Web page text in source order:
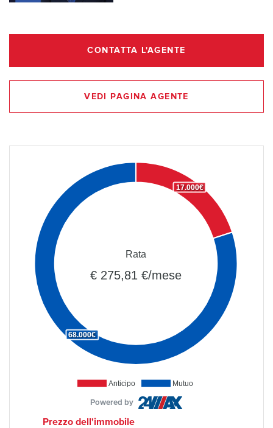
CONTATTA L'AGENTE
VEDI PAGINA AGENTE
Anticipo Mutuo
17.000€
68.000€
Rata
€ 275,81 €/mese
Powered by
Prezzo dell'immobile